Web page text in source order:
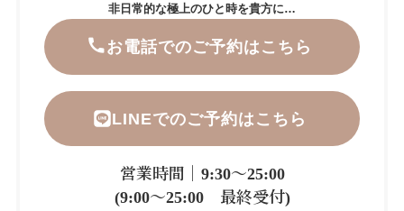
非日常的な極上のひと時を貴方に…
お電話でのご予約はこちら
LINEでのご予約はこちら
営業時間｜9:30～25:00
(9:00～25:00 最終受付)